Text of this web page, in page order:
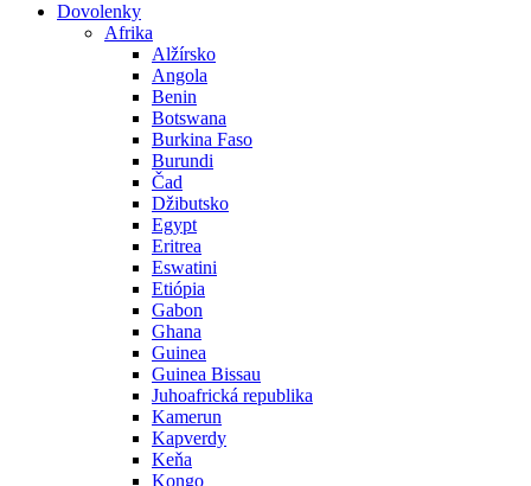
Dovolenky
Afrika
Alžírsko
Angola
Benin
Botswana
Burkina Faso
Burundi
Čad
Džibutsko
Egypt
Eritrea
Eswatini
Etiópia
Gabon
Ghana
Guinea
Guinea Bissau
Juhoafrická republika
Kamerun
Kapverdy
Keňa
Kongo